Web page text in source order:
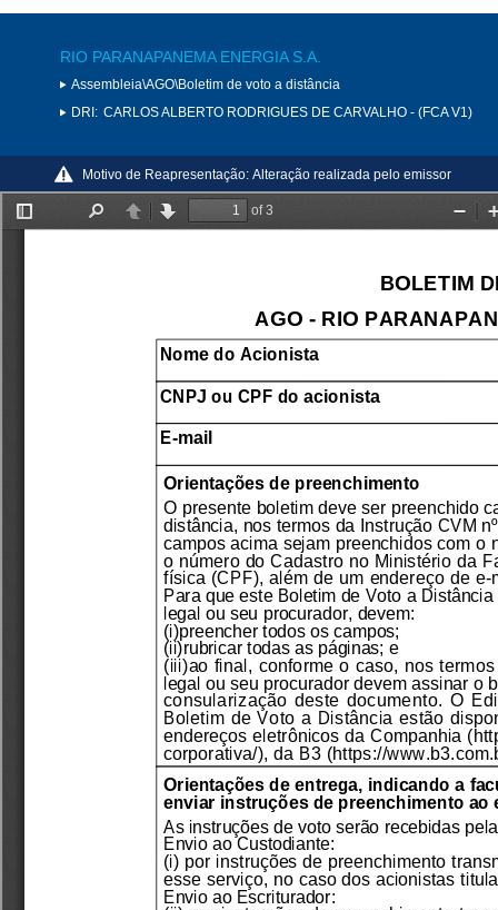
RIO PARANAPANEMA ENERGIA S.A.
Assembleia\AGO\Boletim de voto a distância
DRI: CARLOS ALBERTO RODRIGUES DE CARVALHO - (FCA V1)
Motivo de Reapresentação: Alteração realizada pelo emissor